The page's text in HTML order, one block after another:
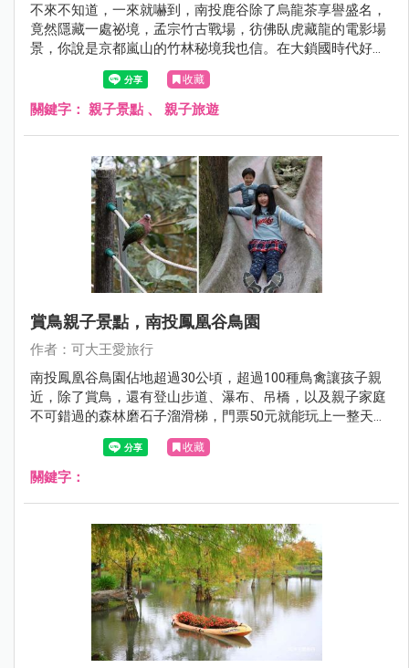
不來不知道，一來就嚇到，南投鹿谷除了烏龍茶享譽盛名，
竟然隱藏一處祕境，孟宗竹古戰場，彷佛臥虎藏龍的電影場
景，你說是京都嵐山的竹林秘境我也信。在大鎖國時代好想
去日本? 來這重溫日本旅行的幸福感吧。
收藏
關鍵字： 親子景點 、 親子旅遊
賞鳥親子景點，南投鳳凰谷鳥園
作者：可大王愛旅行
南投鳳凰谷鳥園佔地超過30公頃，超過100種鳥禽讓孩子親
近，除了賞鳥，還有登山步道、瀑布、吊橋，以及親子家庭
不可錯過的森林磨石子溜滑梯，門票50元就能玩上一整天，
收藏
關鍵字：